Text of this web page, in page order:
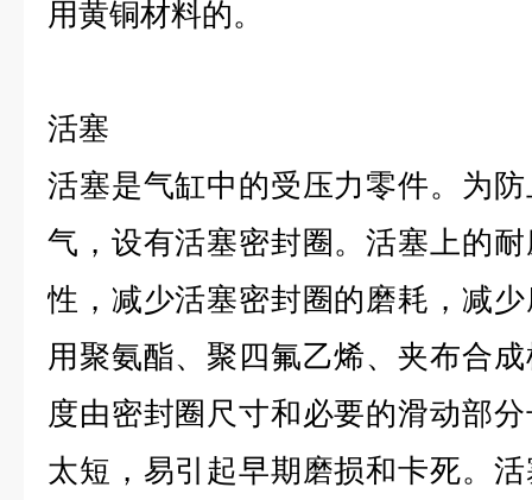
用黄铜材料的。
活塞
活塞是气缸中的受压力零件。为
气，设有活塞密封圈。活塞上的
性，减少活塞密封圈的磨耗，减
用聚氨酯、聚四氟乙烯、夹布合
度由密封圈尺寸和必要的滑动部
太短，易引起早期磨损和卡死。